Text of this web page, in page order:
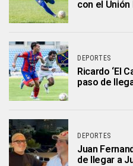
con el
DEPORTES
Ricardo ‘El
paso de
DEPORTES
Juan
de llegar a